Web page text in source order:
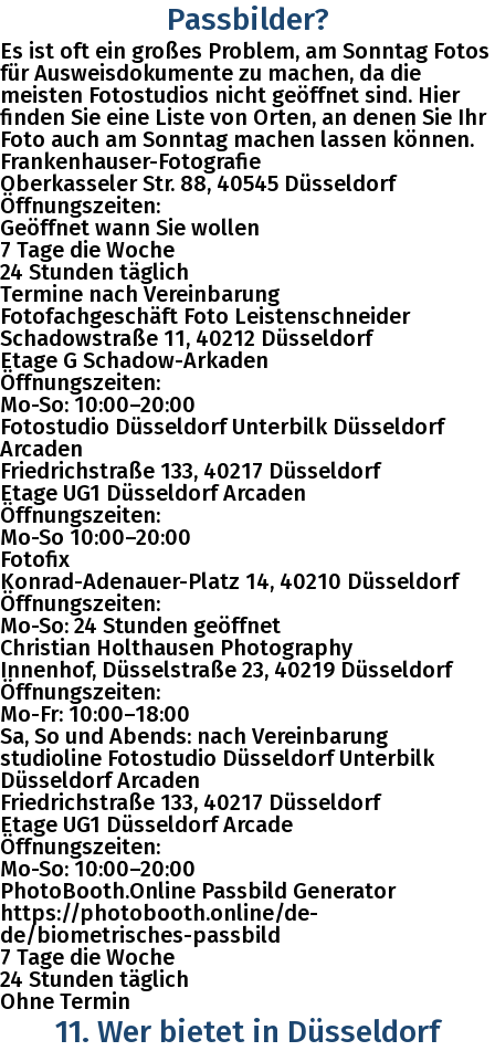
Passbilder?
Es ist oft ein großes Problem, am Sonntag Fotos
für Ausweisdokumente zu machen, da die
meisten Fotostudios nicht geöffnet sind. Hier
finden Sie eine Liste von Orten, an denen Sie Ihr
Foto auch am Sonntag machen lassen können.
Frankenhauser-Fotografie
Oberkasseler Str. 88, 40545 Düsseldorf
Öffnungszeiten:
Geöffnet wann Sie wollen
7 Tage die Woche
24 Stunden täglich
Termine nach Vereinbarung
Fotofachgeschäft Foto Leistenschneider
Schadowstraße 11, 40212 Düsseldorf
Etage G Schadow-Arkaden
Öffnungszeiten:
Mo-So: 10:00–20:00
Fotostudio Düsseldorf Unterbilk Düsseldorf
Arcaden
Friedrichstraße 133, 40217 Düsseldorf
Etage UG1 Düsseldorf Arcaden
Öffnungszeiten:
Mo-So 10:00–20:00
Fotofix
Konrad-Adenauer-Platz 14, 40210 Düsseldorf
Öffnungszeiten:
Mo-So: 24 Stunden geöffnet
Christian Holthausen Photography
Innenhof, Düsselstraße 23, 40219 Düsseldorf
Öffnungszeiten:
Mo-Fr: 10:00–18:00
Sa, So und Abends: nach Vereinbarung
studioline Fotostudio Düsseldorf Unterbilk
Düsseldorf Arcaden
Friedrichstraße 133, 40217 Düsseldorf
Etage UG1 Düsseldorf Arcade
Öffnungszeiten:
Mo-So: 10:00–20:00
PhotoBooth.Online Passbild Generator
https://photobooth.online/de-
de/biometrisches-passbild
7 Tage die Woche
24 Stunden täglich
Ohne Termin
11. Wer bietet in Düsseldorf